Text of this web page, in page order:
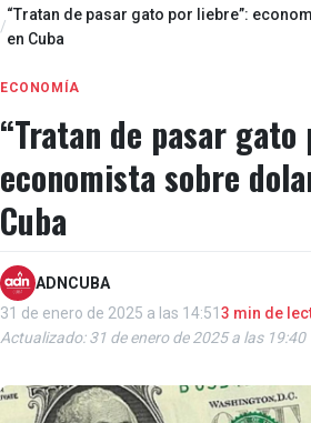
/
“Tratan de pasar gato por liebre”:
en Cuba
ECONOMÍA
“Tratan de pasar
economista sobre
Cuba
ADNCUBA
31 de enero de 2025 a las 14:51 3 min de
Actualizado: 31 de enero de 2025 a las 19:40